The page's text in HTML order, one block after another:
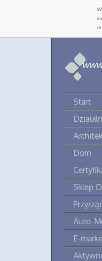
Start
Dom
Sklep
Auto-
E-